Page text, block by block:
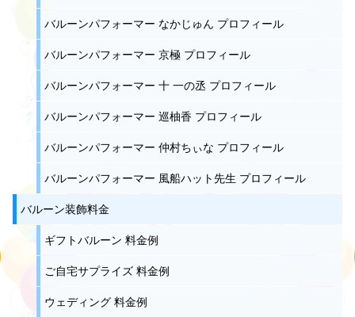
バルーンパフォーマー なかじゅん プロフィール
バルーンパフォーマー 京極 プロフィール
バルーンパフォーマー 十 一の丞 プロフィール
バルーンパフォーマー 巡柚香 プロフィール
バルーンパフォーマー 仲村ちぃな プロフィール
バルーンパフォーマー 風船ハット先生 プロフィール
バルーン装飾料金
ギフトバルーン 料金例
ご自宅サプライズ 料金例
ウェディング 料金例